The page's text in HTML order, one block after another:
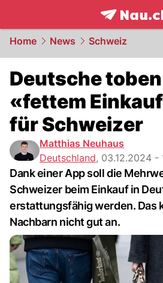
frontpage.
Home News Schweiz
Deutsche
«fettem
für Schweizer
Matthias Neuhaus
Deutschland, 03.12.2024 -
Dank einer App soll die
Schweizer beim Einkauf in
erstattungsfähig werden. Das
Nachbarn nicht gut an.